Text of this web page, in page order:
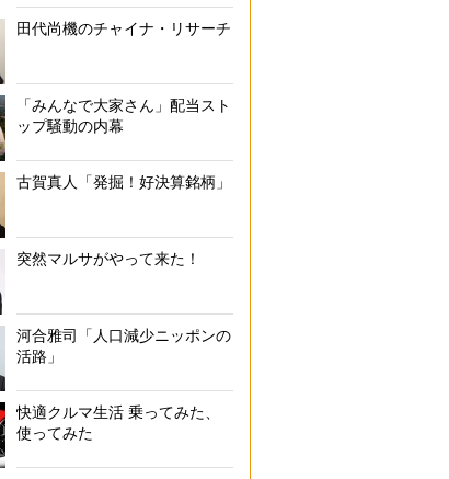
田代尚機のチャイナ・リサーチ
「みんなで大家さん」配当スト
ップ騒動の内幕
古賀真人「発掘！好決算銘柄」
突然マルサがやって来た！
河合雅司「人口減少ニッポンの
活路」
快適クルマ生活 乗ってみた、
使ってみた